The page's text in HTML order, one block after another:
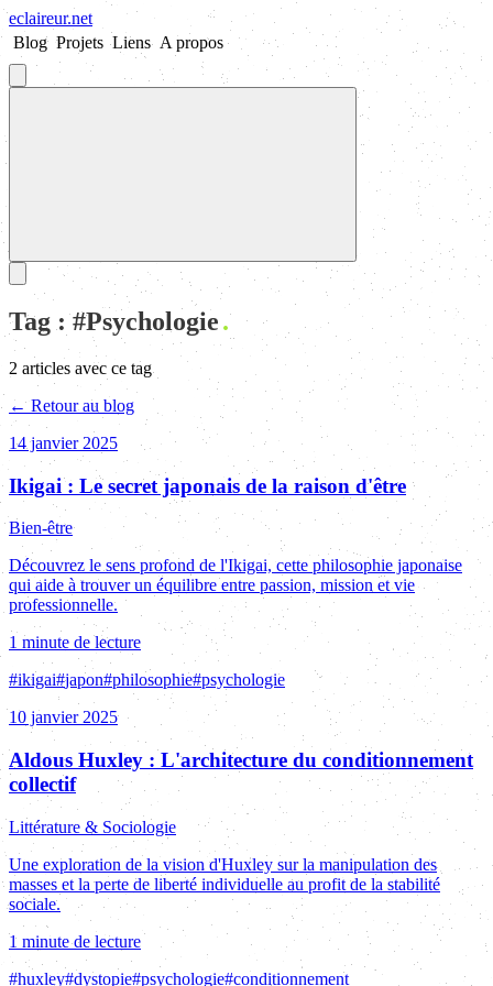
eclaireur.net
Blog Projets Liens A propos
Tag : #Psychologie
2 articles avec ce tag
← Retour au blog
14 janvier 2025
Ikigai : Le secret japonais de la raison d'être
Bien-être
Découvrez le sens profond de l'Ikigai, cette philosophie japonaise
qui aide à trouver un équilibre entre passion, mission et vie
professionnelle.
1 minute de lecture
#ikigai#japon#philosophie#psychologie
10 janvier 2025
Aldous Huxley : L'architecture du conditionnement
collectif
Littérature & Sociologie
Une exploration de la vision d'Huxley sur la manipulation des
masses et la perte de liberté individuelle au profit de la stabilité
sociale.
1 minute de lecture
#huxley#dystopie#psychologie#conditionnement